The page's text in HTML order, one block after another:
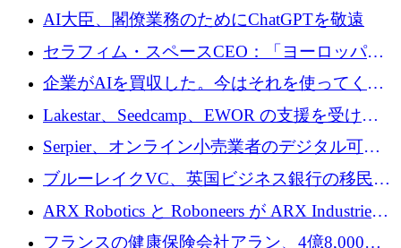
Funding Explorerの立ち上げ、そしてルクセン
ブルクの大きな野望
AI大臣、閣僚業務のためにChatGPTを敬遠
セラフィム・スペースCEO：「ヨーロッパは
追いつきつつある」
企業がAIを買収した。今はそれを使ってくれ
る人々が必要です
Lakestar、Seedcamp、EWOR の支援を受け、
SE3 が自律システム用の空間 AI プラットフォ
ームを発表
Serpier、オンライン小売業者のデジタル可視
性向上を支援するために 140 万ユーロを調達
ブルーレイクVC、英国ビジネス銀行の移民主
導スタートアップ支援で初のファンド獲得に
ARX Robotics と Roboneers が ARX Industries
を設立し、無人地上車両の生産を拡大
フランスの健康保険会社アラン、4億8,000万